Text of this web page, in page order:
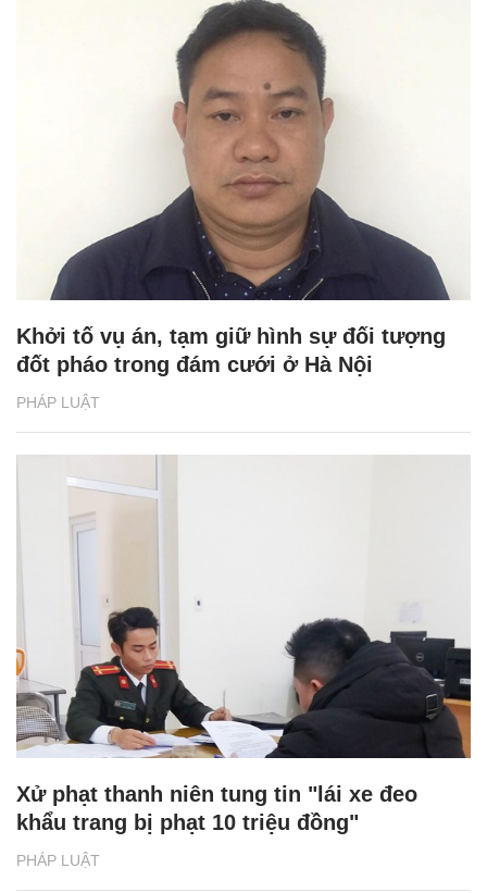
PHÁP LUẬT
Khởi tố vụ án, tạm giữ hình sự đối tượng
đốt pháo trong đám cưới ở Hà Nội
PHÁP LUẬT
Xử phạt thanh niên tung tin "lái xe đeo
khẩu trang bị phạt 10 triệu đồng"